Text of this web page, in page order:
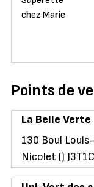
Points de
La Belle Verte
130 Boul
Nicolet ()